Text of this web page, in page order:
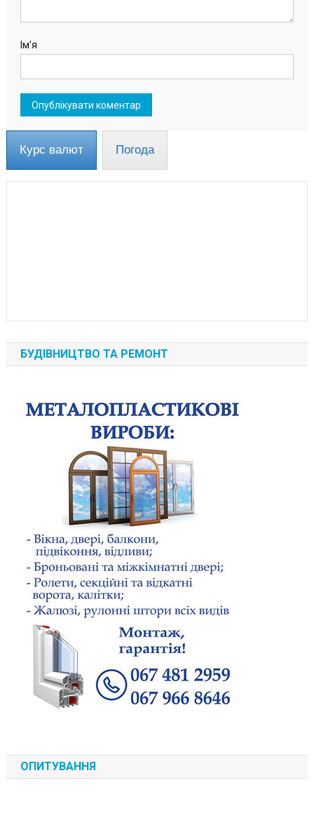
Ім'я
Курс валют Погода
БУДІВНИЦТВО ТА РЕМОНТ
ОПИТУВАННЯ